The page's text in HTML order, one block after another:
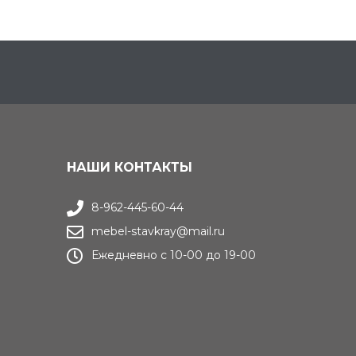
НАШИ КОНТАКТЫ
8-962-445-60-44
mebel-stavkray@mail.ru
Ежедневно с 10-00 до 19-00